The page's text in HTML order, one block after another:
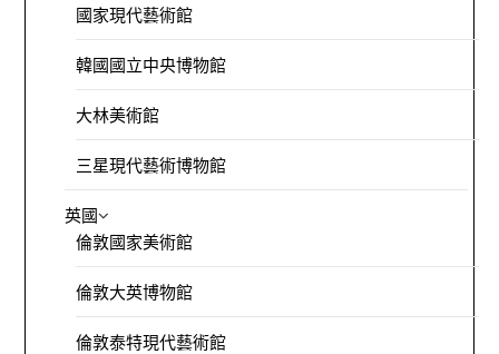
國家現代藝術館
韓國國立中央博物館
大林美術館
三星現代藝術博物館
英國
倫敦國家美術館
倫敦大英博物館
倫敦泰特現代藝術館